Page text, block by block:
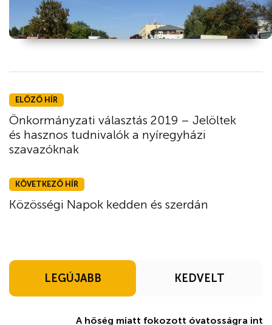
ELŐZŐ HÍR
Önkormányzati választás 2019 – Jelöltek
és hasznos tudnivalók a nyíregyházi
szavazóknak
KÖVETKEZŐ HÍR
Közösségi Napok kedden és szerdán
LEGÚJABB KEDVELT
A hőség miatt fokozott óvatosságra int